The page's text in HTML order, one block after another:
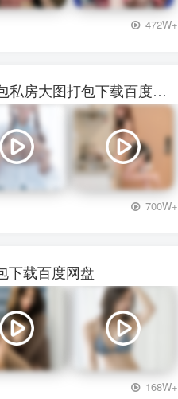
472W+
西呱呀呀呀【13套]】写真壁纸素材图包私房大图打包下载百度网盘
700W+
下载百度网盘
+3
168W+